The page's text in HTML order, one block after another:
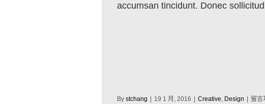
accumsan tincidunt. Donec
By stchang 19 1 月, 2016 Creative, Design
在
留言